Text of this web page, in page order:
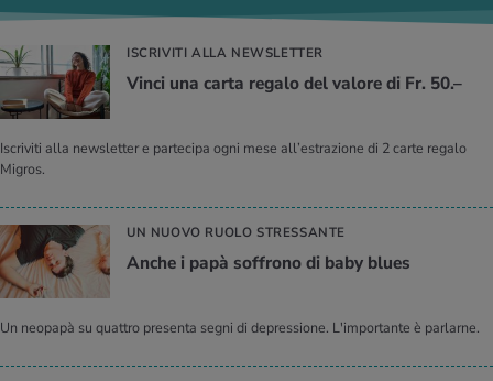
ISCRIVITI ALLA NEWSLETTER
Vinci una carta regalo del valore di Fr. 50.–
Iscriviti alla newsletter e partecipa ogni mese all’estrazione di 2 carte regalo
Migros.
UN NUOVO RUOLO STRESSANTE
Anche i papà soffrono di baby blues
Un neopapà su quattro presenta segni di depressione. L'importante è parlarne.